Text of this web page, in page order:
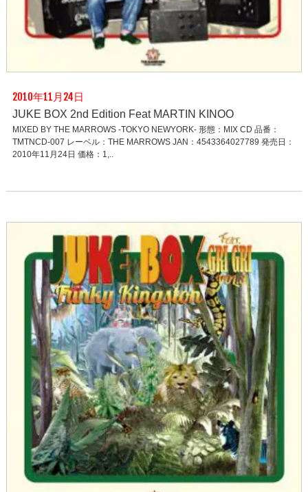
2010年11月24日
JUKE BOX 2nd Edition Feat MARTIN KINOO
MIXED BY THE MARROWS -TOKYO NEWYORK- 形態：MIX CD 品番：
TMTNCD-007 レーベル：THE MARROWS JAN：4543364027789 発売日：
2010年11月24日 価格：1,..